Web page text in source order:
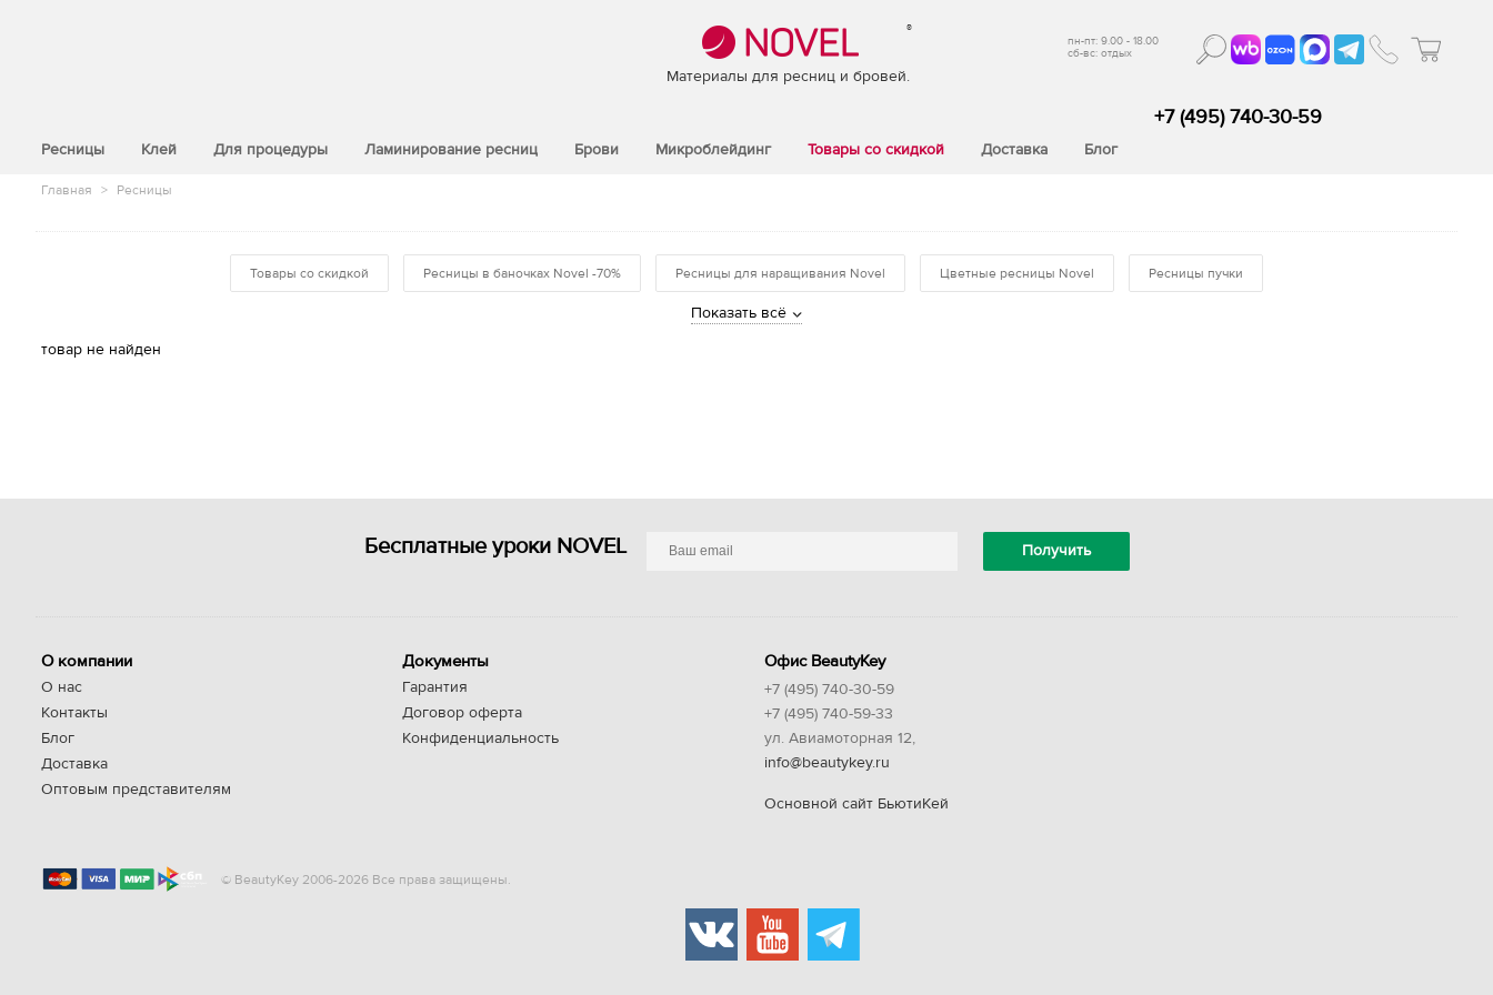
®
Материалы для ресниц и бровей.
пн-пт: 9.00 - 18.00
сб-вс: отдых
Ресницы Клей Для процедуры Ламинирование ресниц Брови Микроблейдинг Товары со скидкой Доставка Блог
+7 (495) 740-30-59
Главная > Ресницы
Товары со скидкой Ресницы в баночках Novel -70% Ресницы для наращивания Novel Цветные ресницы Novel Ресницы пучки
Показать всё
товар не найден
Бесплатные уроки NOVEL
О компании
О нас
Контакты
Блог
Доставка
Оптовым представителям
Документы
Гарантия
Договор оферта
Конфиденциальность
Офис BeautyKey
+7 (495) 740-30-59
+7 (495) 740-59-33
ул. Авиамоторная 12,
info@beautykey.ru
Основной сайт БьютиКей
© BeautyKey 2006-2026 Все права защищены.